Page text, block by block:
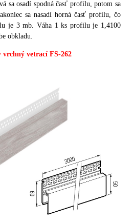
sa osadí spodná časť profilu, potom sa
sa nasadí horná časť profilu, čo
je 3 mb. Váha 1 ks profilu je 1,4100
obkladu.
vetrací FS-262